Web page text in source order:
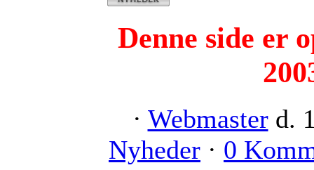
Denne side er
· Webmasterd.
Nyheder · 0